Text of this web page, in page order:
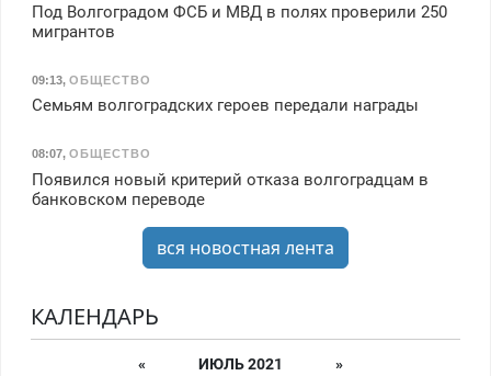
Под Волгоградом ФСБ и МВД в полях проверили 250
мигрантов
09:13, ОБЩЕСТВО
Семьям волгоградских героев передали награды
08:07, ОБЩЕСТВО
Появился новый критерий отказа волгоградцам в
банковском переводе
вся новостная лента
КАЛЕНДАРЬ
« ИЮЛЬ 2021
»